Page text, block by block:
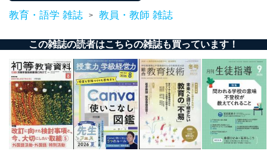
その他の規範を遵守します。また、当社の管理の仕組み
す。
個人情報の安全管理措置
当社は、個人情報の正確性及び安全性を確保するため
に、下記セキュリティ対策をはじめとする安全対策を実
施し、個人情報の漏えい、滅失またはき損の防止及び是
正に努めます。
アクセス制御
個人データを取り扱うことのできる機器及び当該
教育・語学 雑誌 > 教員・教師 雑誌
この雑誌の読者はこちらの雑誌も買っています！